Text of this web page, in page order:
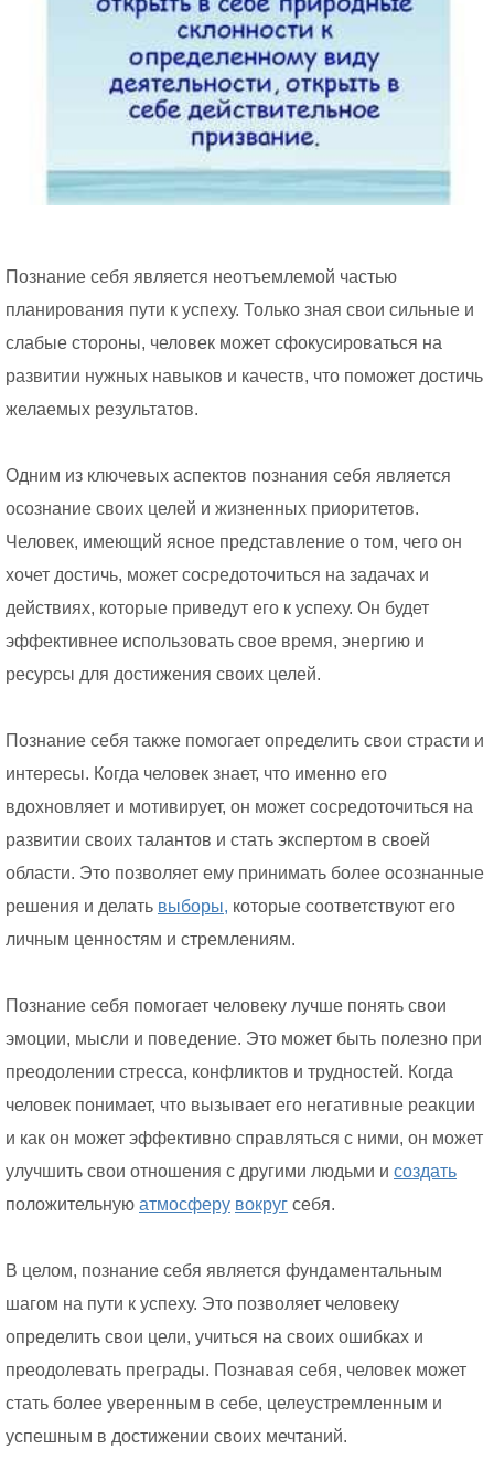
Познание себя является неотъемлемой частью
планирования пути к успеху. Только зная свои сильные и
слабые стороны, человек может сфокусироваться на
развитии нужных навыков и качеств, что поможет достичь
желаемых результатов.
Одним из ключевых аспектов познания себя является
осознание своих целей и жизненных приоритетов.
Человек, имеющий ясное представление о том, чего он
хочет достичь, может сосредоточиться на задачах и
действиях, которые приведут его к успеху. Он будет
эффективнее использовать свое время, энергию и
ресурсы для достижения своих целей.
Познание себя также помогает определить свои страсти и
интересы. Когда человек знает, что именно его
вдохновляет и мотивирует, он может сосредоточиться на
развитии своих талантов и стать экспертом в своей
области. Это позволяет ему принимать более осознанные
решения и делать выборы, которые соответствуют его
личным ценностям и стремлениям.
Познание себя помогает человеку лучше понять свои
эмоции, мысли и поведение. Это может быть полезно при
преодолении стресса, конфликтов и трудностей. Когда
человек понимает, что вызывает его негативные реакции
и как он может эффективно справляться с ними, он может
улучшить свои отношения с другими людьми и создать
положительную атмосферу вокруг себя.
В целом, познание себя является фундаментальным
шагом на пути к успеху. Это позволяет человеку
определить свои цели, учиться на своих ошибках и
преодолевать преграды. Познавая себя, человек может
стать более уверенным в себе, целеустремленным и
успешным в достижении своих мечтаний.